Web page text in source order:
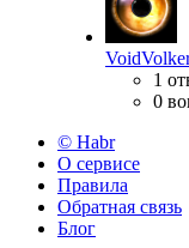
1
0
© Habr
О сервисе
Правила
Обратная связь
Блог